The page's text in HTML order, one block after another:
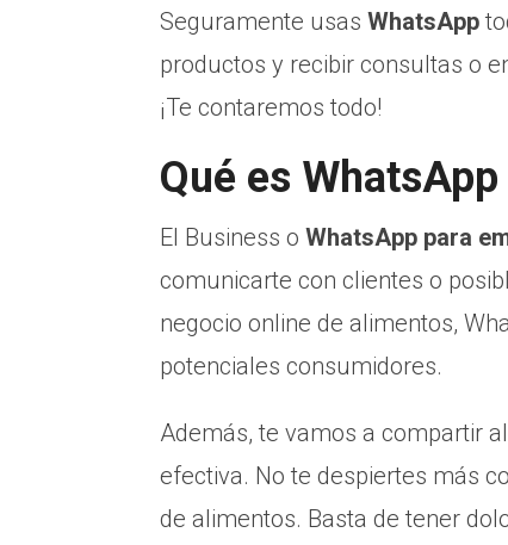
Seguramente usasWhatsApp
productos y recibir consultas o
¡Te contaremos todo!
Qué es
El Business oWhatsApp para
comunicarte con clientes o
negocio online de alimentos,
potenciales consumidores.
Además, te vamos a compartir
efectiva. No te despiertes más
de alimentos. Basta de tener